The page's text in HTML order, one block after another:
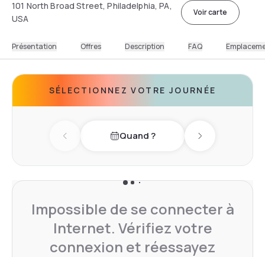
101 North Broad Street, Philadelphia, PA,
USA
Voir carte
Présentation Offres Description FAQ
SÉLECTIONNEZ VOTRE JOURNÉE
Previous dayQuand ? Next day
Impossible de se connecter à
Internet. Vérifiez votre
connexion et réessayez